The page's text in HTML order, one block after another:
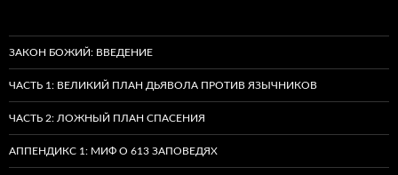
ЗАКОН БОЖИЙ: ВВЕДЕНИЕ
ЧАСТЬ 1: ВЕЛИКИЙ ПЛАН ДЬЯВОЛА ПРОТИВ ЯЗЫЧНИКОВ
ЧАСТЬ 2: ЛОЖНЫЙ ПЛАН СПАСЕНИЯ
АППЕНДИКС 1: МИФ О 613 ЗАПОВЕДЯХ